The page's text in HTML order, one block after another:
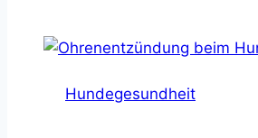
extrem
Ursachen
Hundegesundheit